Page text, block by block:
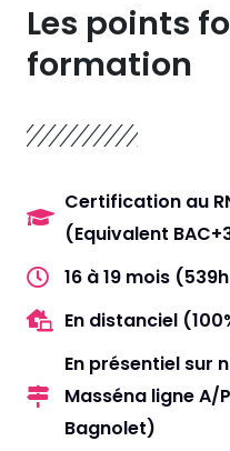
Les points
formation
Certification au
(Equivalent
16 à 19 mois
En distanciel
En présentiel sur
Masséna ligne A/
Bagnolet)